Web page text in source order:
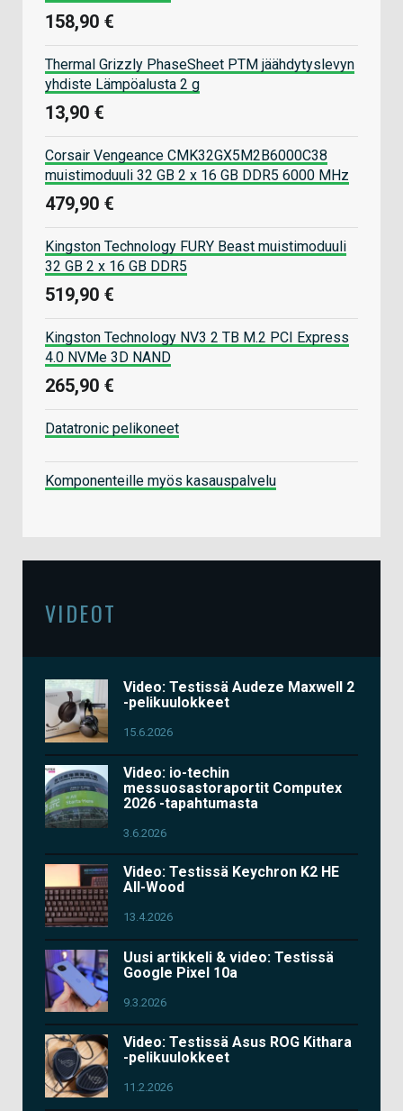
158,90 €
Thermal Grizzly PhaseSheet PTM jäähdytyslevyn
yhdiste Lämpöalusta 2 g
13,90 €
Corsair Vengeance CMK32GX5M2B6000C38
muistimoduuli 32 GB 2 x 16 GB DDR5 6000 MHz
479,90 €
Kingston Technology FURY Beast muistimoduuli
32 GB 2 x 16 GB DDR5
519,90 €
Kingston Technology NV3 2 TB M.2 PCI Express
4.0 NVMe 3D NAND
265,90 €
Datatronic pelikoneet
Komponenteille myös kasauspalvelu
VIDEOT
Video: Testissä Audeze Maxwell 2
-pelikuulokkeet
15.6.2026
Video: io-techin
messuosastoraportit Computex
2026 -tapahtumasta
3.6.2026
Video: Testissä Keychron K2 HE
All-Wood
13.4.2026
Uusi artikkeli & video: Testissä
Google Pixel 10a
9.3.2026
Video: Testissä Asus ROG Kithara
-pelikuulokkeet
11.2.2026